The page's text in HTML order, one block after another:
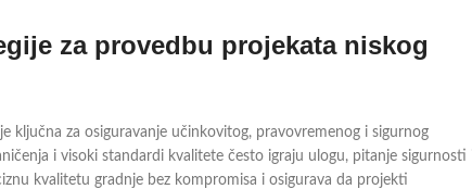
za provedbu projekata niskog
ključna za osiguravanje učinkovitog, pravovremenog i sigurnog
i visoki standardi kvalitete često igraju ulogu, pitanje sigurnosti
kvalitetu gradnje bez kompromisa i osigurava da projekti